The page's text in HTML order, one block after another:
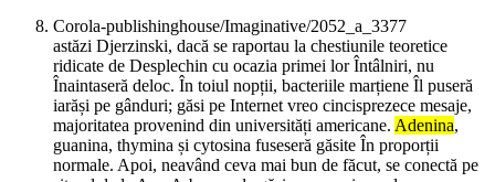
Corola-publishinghouse/Imaginative/2052_a_3377
astăzi Djerzinski, dacă se raportau la chestiunile teoretice
ridicate de Desplechin cu ocazia primei lor Întâlniri, nu
Înaintaseră deloc. În toiul nopții, bacteriile marțiene Îl puseră
iarăși pe gânduri; găsi pe Internet vreo cincisprezece mesaje,
majoritatea provenind din universități americane. Adenina,
guanina, thymina și cytosina fuseseră găsite În proporții
normale. Apoi, neavând ceva mai bun de făcut, se conectă pe